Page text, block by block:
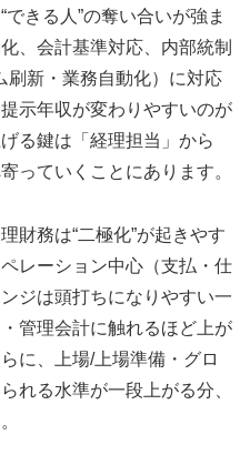
きる人”の奪い合いが強ま
、会計基準対応、内部統制
刷新・業務自動化）に対応
示年収が変わりやすいのが
る鍵は「経理担当」から
っていくことにあります。
財務は“二極化”が起きやす
レーション中心（支払・仕
ジは頭打ちになりやすい一
管理会計に触れるほど上が
に、上場/上場準備・グロ
れる水準が一段上がる分、